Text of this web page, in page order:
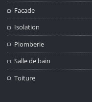
Facade
Isolation
Plomberie
Salle de bain
Toiture